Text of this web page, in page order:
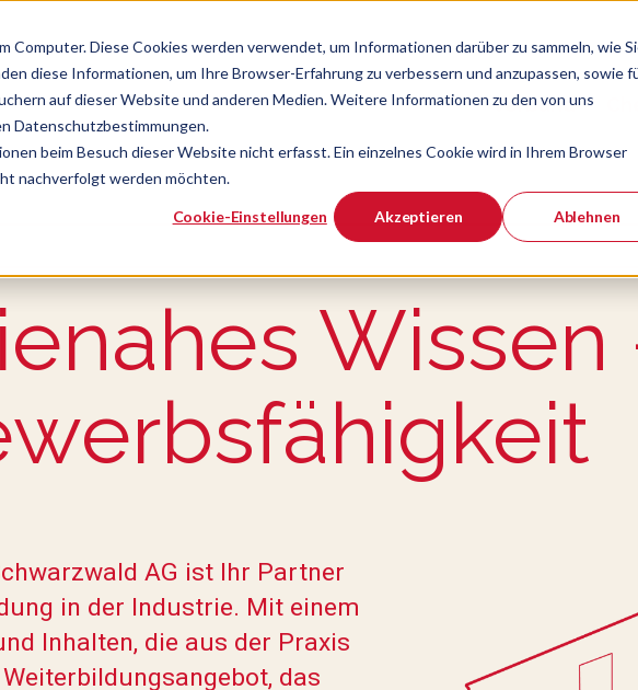
Computer. Diese Cookies werden verwendet, um Informationen darüber zu sammeln, wie
diese Informationen, um Ihre Browser-Erfahrung zu verbessern und anzupassen, sowie
auf dieser Website und anderen Medien. Weitere Informationen zu den von uns
Datenschutzbestimmungen.
beim Besuch dieser Website nicht erfasst. Ein einzelnes Cookie wird in Ihrem Browser
nachverfolgt werden möchten.
Cookie-Einstellungen Akzeptieren Ablehnen
Zeige
Verband
da das Suchfeld leer ist.
AG ist Ihr Partner
in der Industrie. Mit einem
Inhalten, die aus der Praxis
das